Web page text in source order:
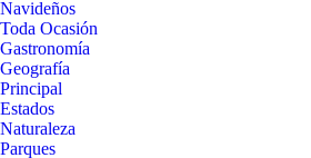
Navideños
Toda Ocasión
Gastronomía
Geografía
Principal
Estados
Naturaleza
Parques